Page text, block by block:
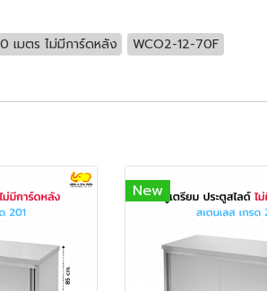
เมตร ไม่มีการ์ดหลัง WCO2-12-70F
New